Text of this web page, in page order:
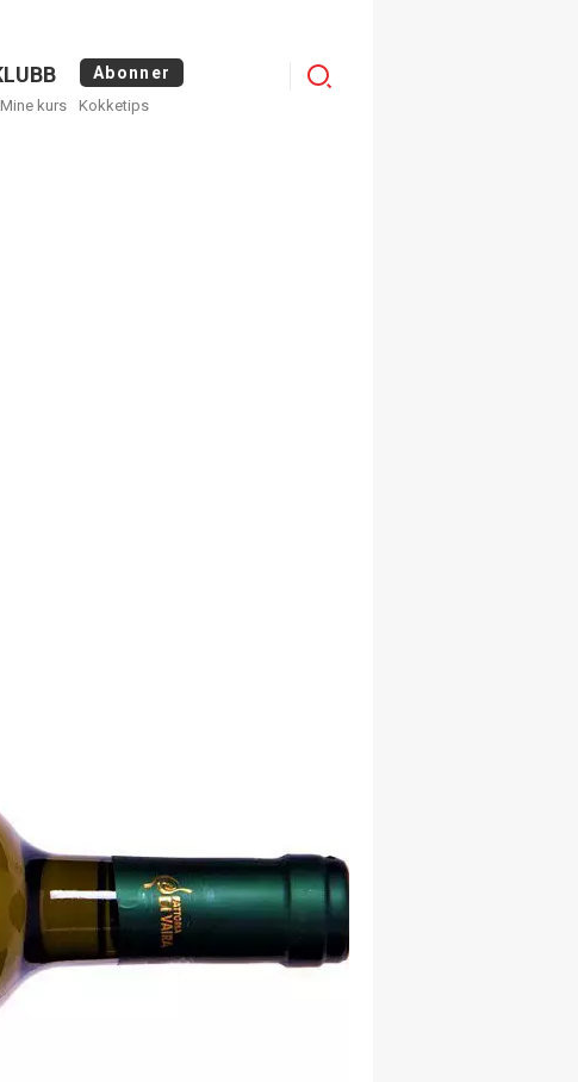
Abonner
Mine kurs Kokketips
Logg